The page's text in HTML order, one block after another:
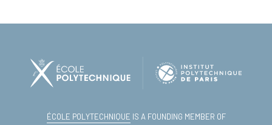
ÉCOLE POLYTECHNIQUE IS A FOUNDING MEMBER OF